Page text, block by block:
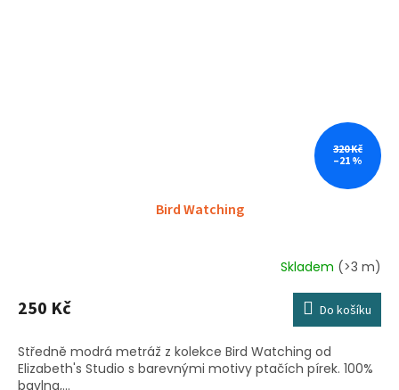
320 Kč
–21 %
Bird Watching
Skladem (>3 m)
250 Kč Do košíku
Středně modrá metráž z kolekce Bird Watching od
Elizabeth's Studio s barevnými motivy ptačích pírek. 100%
bavlna,...